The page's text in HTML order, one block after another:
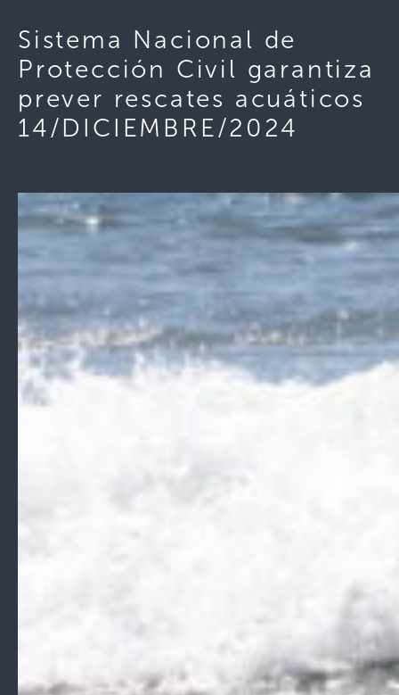
Sistema Nacional de
Protección Civil garantiza
prever rescates acuáticos
14/DICIEMBRE/2024